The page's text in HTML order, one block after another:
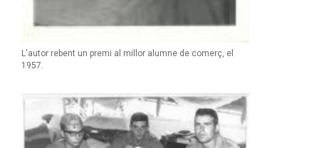
L'autor rebent un premi al millor alumne de comerç, el
1957.